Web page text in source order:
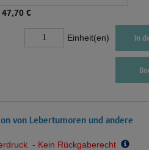
47,70 €
Einheit(en) In
von Lebertumoren und andere
- Kein Rückgaberecht